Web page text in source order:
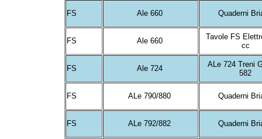
FS Ale 660 Quaderni
FS Ale 660
Tavole FS
cc
FS Ale 724
ALe 724 Treni
582
FS ALe 790/880 Quaderni
FS ALe 792/882 Quaderni